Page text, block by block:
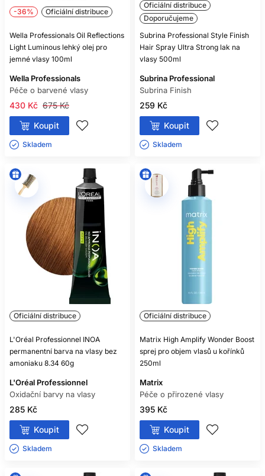
-36% Oficiální distribuce
Wella Professionals Oil Reflections
Light Luminous lehký olej pro
jemné vlasy 100ml
Wella Professionals
Péče o barvené vlasy
675 Kč
430 Kč
Koupit
Skladem ㅤ
Oficiální distribuce
Doporučujeme
Subrina Professional Style Finish
Hair Spray Ultra Strong lak na
vlasy 500ml
Subrina Professional
Subrina Finish
259 Kč
Koupit
Skladem ㅤ
Oficiální distribuce
L'Oréal Professionnel INOA
permanentní barva na vlasy bez
amoniaku 8.34 60g
L'Oréal Professionnel
Oxidační barvy na vlasy
285 Kč
Koupit
Skladem ㅤ
Oficiální distribuce
Matrix High Amplify Wonder Boost
sprej pro objem vlasů u kořínků
250ml
Matrix
Péče o přirozené vlasy
395 Kč
Koupit
Skladem ㅤ